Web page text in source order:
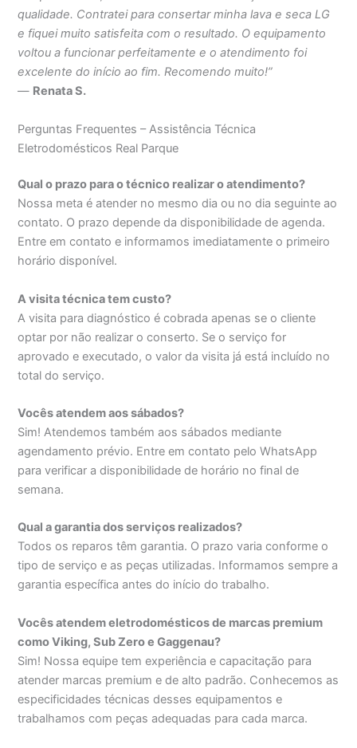
qualidade. Contratei para consertar minha lava e seca LG
e fiquei muito satisfeita com o resultado. O equipamento
voltou a funcionar perfeitamente e o atendimento foi
excelente do início ao fim. Recomendo muito!”
— Renata S.
Perguntas Frequentes – Assistência Técnica
Eletrodomésticos Real Parque
Qual o prazo para o técnico realizar o atendimento?
Nossa meta é atender no mesmo dia ou no dia seguinte ao
contato. O prazo depende da disponibilidade de agenda.
Entre em contato e informamos imediatamente o primeiro
horário disponível.
A visita técnica tem custo?
A visita para diagnóstico é cobrada apenas se o cliente
optar por não realizar o conserto. Se o serviço for
aprovado e executado, o valor da visita já está incluído no
total do serviço.
Vocês atendem aos sábados?
Sim! Atendemos também aos sábados mediante
agendamento prévio. Entre em contato pelo WhatsApp
para verificar a disponibilidade de horário no final de
semana.
Qual a garantia dos serviços realizados?
Todos os reparos têm garantia. O prazo varia conforme o
tipo de serviço e as peças utilizadas. Informamos sempre a
garantia específica antes do início do trabalho.
Vocês atendem eletrodomésticos de marcas premium
como Viking, Sub Zero e Gaggenau?
Sim! Nossa equipe tem experiência e capacitação para
atender marcas premium e de alto padrão. Conhecemos as
especificidades técnicas desses equipamentos e
trabalhamos com peças adequadas para cada marca.